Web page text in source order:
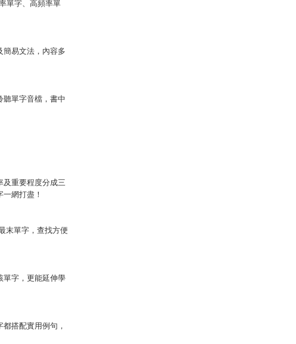
單字、高頻率單
簡易文法，內容多
聽單字音檔，書中
及重要程度分成三
網打盡！
末單字，查找方便
單字，更能延伸學
搭配實用例句，